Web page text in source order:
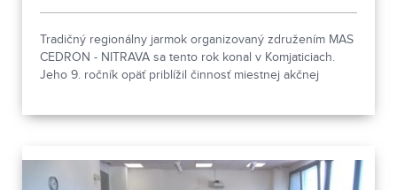
Tradičný regionálny jarmok organizovaný združením MAS
CEDRON - NITRAVA sa tento rok konal v Komjaticiach.
Jeho 9. ročník opäť priblížil činnosť miestnej akčnej